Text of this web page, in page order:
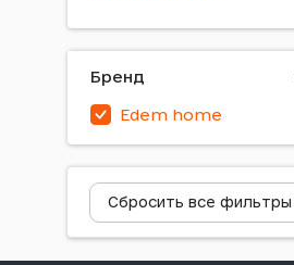
Бренд
Edem home
Сбросить все фильтры